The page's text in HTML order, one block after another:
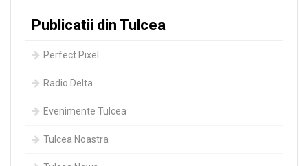
Publicatii din Tulcea
Perfect Pixel
Radio Delta
Evenimente Tulcea
Tulcea Noastra